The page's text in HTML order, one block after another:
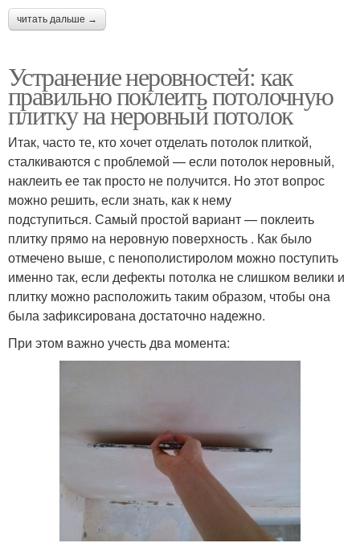
читать дальше →
Устранение неровностей: как
правильно поклеить потолочную
плитку на неровный потолок
Итак, часто те, кто хочет отделать потолок плиткой,
сталкиваются с проблемой — если потолок неровный,
наклеить ее так просто не получится. Но этот вопрос
можно решить, если знать, как к нему
подступиться. Самый простой вариант — поклеить
плитку прямо на неровную поверхность . Как было
отмечено выше, с пенополистиролом можно поступить
именно так, если дефекты потолка не слишком велики и
плитку можно расположить таким образом, чтобы она
была зафиксирована достаточно надежно.
При этом важно учесть два момента: